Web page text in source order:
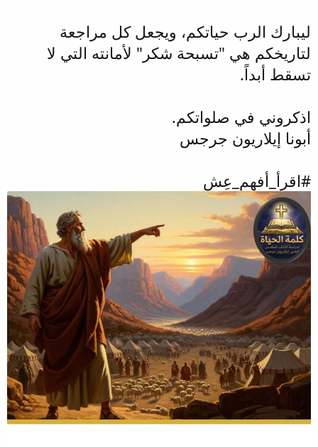
ليبارك الرب حياتكم، ويجعل كل مراجعة
لتاريخكم هي "تسبحة شكر" لأمانته التي لا
تسقط أبداً.
اذكروني في صلواتكم.
أبونا إيلاريون جرجس
#اقرأ_أفهم_عِش